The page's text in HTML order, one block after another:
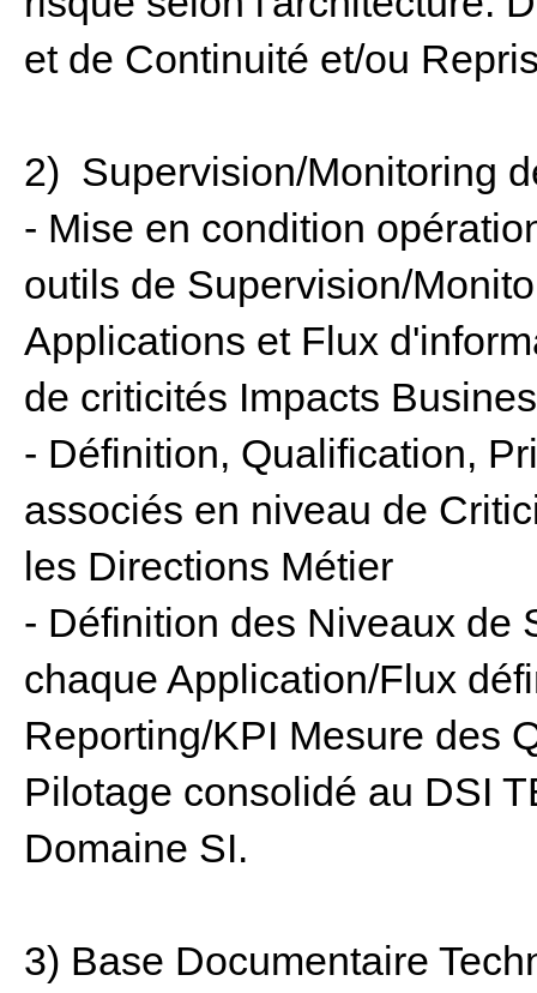
et de Continuité et/ou
2) Supervision/Monitoring
- Mise en condition
outils de Supervision/
Applications et Flux
de criticités Impacts
- Définition, Qualification,
associés en niveau de
les Directions Métier
- Définition des Niveaux de
chaque Application/Flux
Reporting/KPI Mesure des
Pilotage consolidé au DSI
Domaine SI.
3) Base Documentaire